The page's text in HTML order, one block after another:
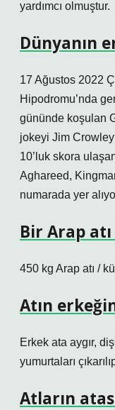
yardımcı olmuştur.
Dünyanın
17 Ağustos 2022
Hipodromu’nda
gününde koşulan
jokeyi Jim
10’luk skora
Aghareed,
numarada yer
Bir Arap
450 kg Arap atı /
Atın
Erkek ata aygır,
yumurtaları
Atların